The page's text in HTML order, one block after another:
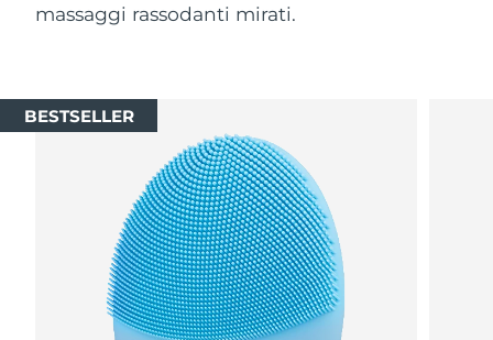
massaggi rassodanti mirati.
BESTSELLER